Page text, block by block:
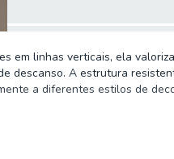
em linhas verticais, ela
descanso. A estrutura
a diferentes estilos de